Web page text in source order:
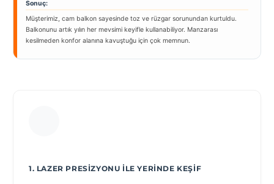
Sonuç:
Müşterimiz, cam balkon sayesinde toz ve rüzgar sorunundan kurtuldu.
Balkonunu artık yılın her mevsimi keyifle kullanabiliyor. Manzarası
kesilmeden konfor alanına kavuştuğu için çok memnun.
1. LAZER PRESIZYONU ILE YERINDE KEŞIF